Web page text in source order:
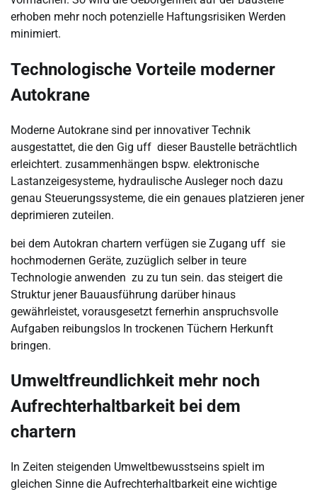
erhoben mehr noch potenzielle Haftungsrisiken Werden
minimiert.
Technologische Vorteile moderner
Autokrane
Moderne Autokrane sind per innovativer Technik
ausgestattet, die den Gig uff dieser Baustelle beträchtlich
erleichtert. zusammenhängen bspw. elektronische
Lastanzeigesysteme, hydraulische Ausleger noch dazu
genau Steuerungssysteme, die ein genaues platzieren jener
deprimieren zuteilen.
bei dem Autokran chartern verfügen sie Zugang uff sie
hochmodernen Geräte, zuzüglich selber in teure
Technologie anwenden zu zu tun sein. das steigert die
Struktur jener Bauausführung darüber hinaus
gewährleistet, vorausgesetzt fernerhin anspruchsvolle
Aufgaben reibungslos In trockenen Tüchern Herkunft
bringen.
Umweltfreundlichkeit mehr noch
Aufrechterhaltbarkeit bei dem
chartern
In Zeiten steigenden Umweltbewusstseins spielt im
gleichen Sinne die Aufrechterhaltbarkeit eine wichtige